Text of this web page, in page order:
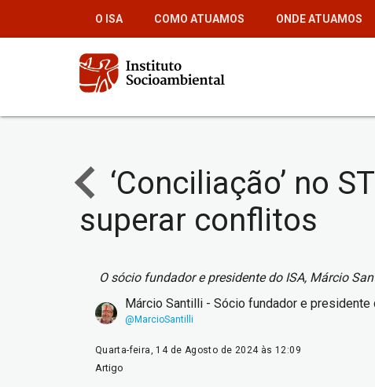
O ISA COMO ATUAMOS ONDE ATUAMOS
‘Conciliação’ no
superar conflitos
O sócio fundador e presidente do ISA, Márcio
Márcio Santilli - Sócio fundador e presidente
@MarcioSantilli
Quarta-feira, 14 de Agosto de 2024 às 12:09
Artigo